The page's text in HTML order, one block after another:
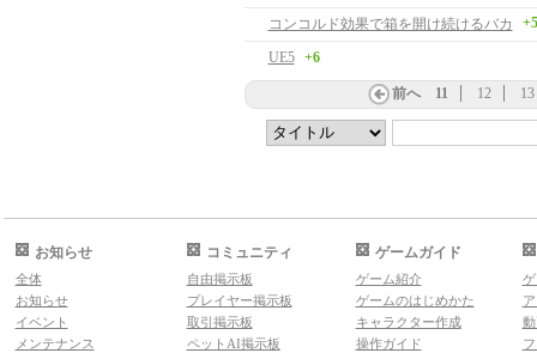
コンコルド効果で箱を開け続けるバカ +5
UE5 +6
前へ 11 12 13
お知らせ
全体
お知らせ
イベント
メンテナンス
コミュニティ
自由掲示板
プレイヤー掲示板
取引掲示板
ペットAI掲示板
ゲームガイド
ゲーム紹介
ゲームのはじめかた
キャラクター作成
操作ガイド